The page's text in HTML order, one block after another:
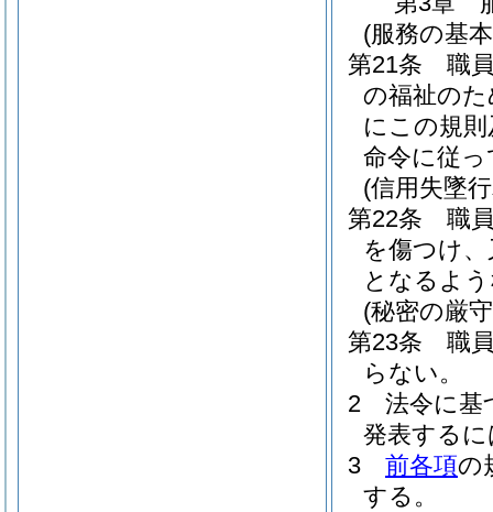
(服務の基
第21条
職
の福祉の
にこの規
命令に従
(信用失墜
第22条
職
を傷つけ
となるよ
(秘密の厳
第23条
職
らない。
2
法令に基
発表する
3
前各項の
する。